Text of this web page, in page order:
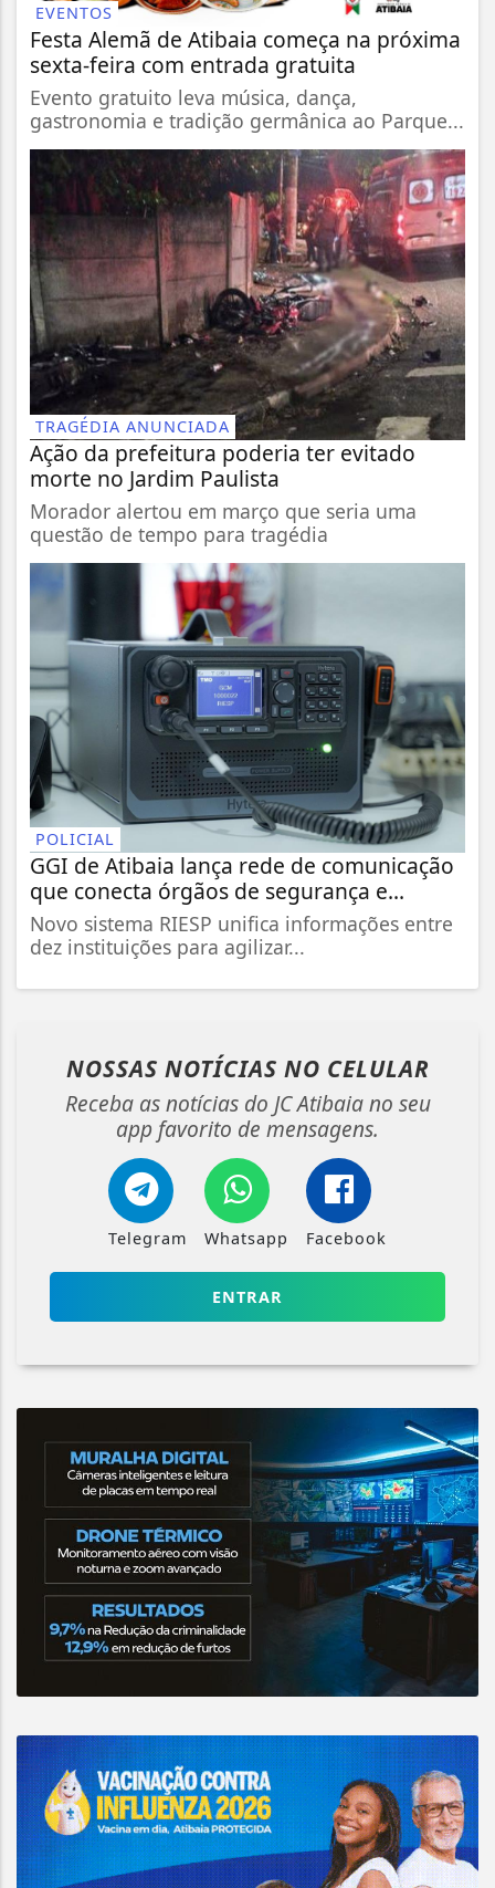
EVENTOS
Festa Alemã de Atibaia começa na próxima
sexta-feira com entrada gratuita
Evento gratuito leva música, dança,
gastronomia e tradição germânica ao Parque...
TRAGÉDIA ANUNCIADA
Ação da prefeitura poderia ter evitado
morte no Jardim Paulista
Morador alertou em março que seria uma
questão de tempo para tragédia
POLICIAL
GGI de Atibaia lança rede de comunicação
que conecta órgãos de segurança e...
Novo sistema RIESP unifica informações entre
dez instituições para agilizar...
NOSSAS NOTÍCIAS NO CELULAR
Receba as notícias do JC Atibaia no seu
app favorito de mensagens.
Telegram Whatsapp Facebook
ENTRAR